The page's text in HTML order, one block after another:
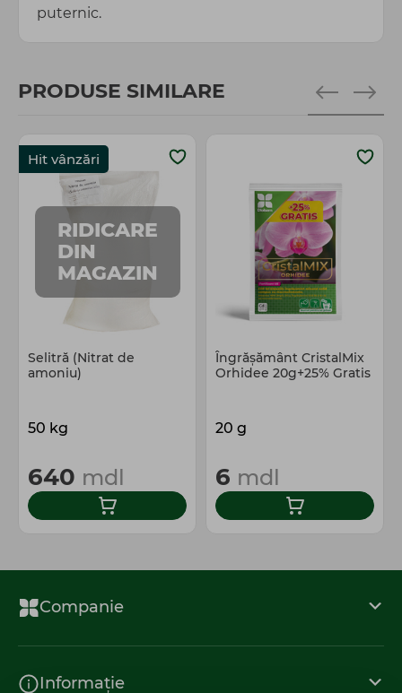
puternic.
PRODUSE SIMILARE
Hit vânzări
RIDICARE
DIN
MAGAZIN
Selitră (Nitrat de
amoniu)
50 kg
640 mdl
Îngrășământ CristalMix
Orhidee 20g+25% Gratis
20 g
6 mdl
Companie
Informație